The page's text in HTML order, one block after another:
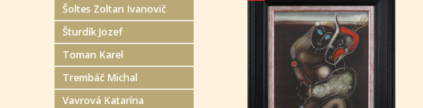
Šoltes Zoltan Ivanovič
Šturdík Jozef
Toman Karel
Trembáč Michal
Vavrová Katarína